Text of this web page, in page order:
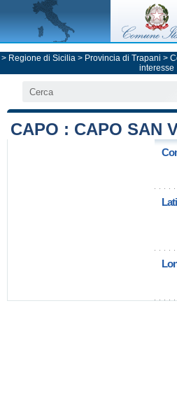
> Regione di Sicilia> Provincia di Trapani >
interesse
CAPO : CAPO SAN